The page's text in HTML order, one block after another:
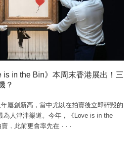
is in the Bin》本周末香港展出！三
？
屢創新高，當中尤以在拍賣後立即碎毀的
為人津津樂道。今年，《Love is in the
，此前更會率先在 · · ·